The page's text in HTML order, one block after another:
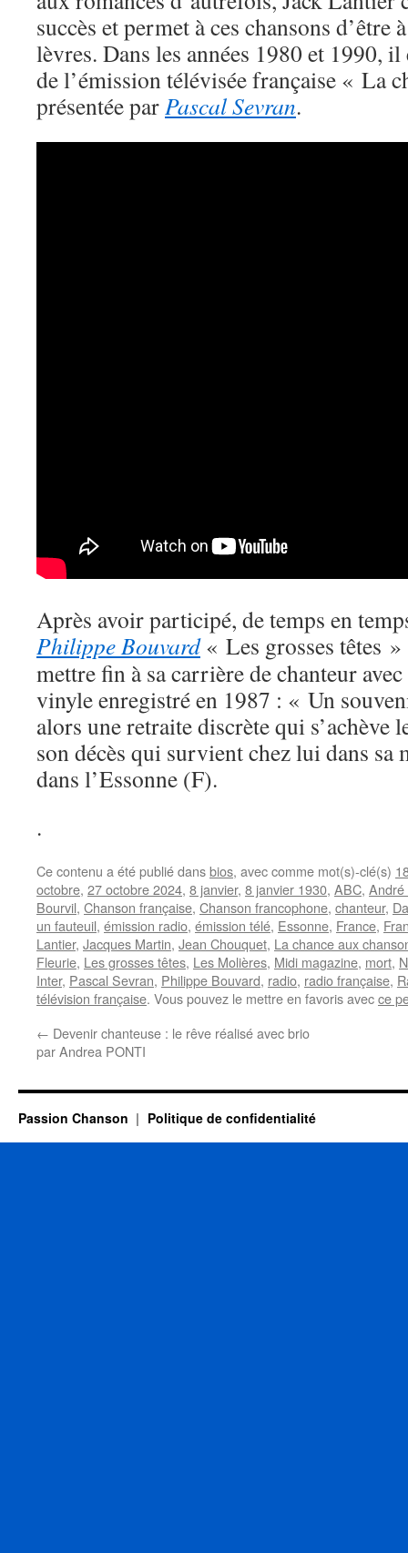
succès et permet à ces chansons d’être
lèvres. Dans les années 1980 et 1990,
de l’émission télévisée française « La
présentée parPascal Sevran.
Après avoir participé, de temps en
Philippe Bouvard« Les grosses têtes
mettre fin à sa carrière de chanteur
vinyle enregistré en 1987 : « Un
alors une retraite discrète qui s’achève
son décès qui survient chez lui dans sa
dans l’Essonne (F).
.
Ce contenu a été publié dansbios, avec comme mot(s)-clé(s)
octobre, 27 octobre 2024, 8 janvier, 8 janvier 1930, ABC, André
Bourvil, Chanson française, Chanson francophone, chanteur,
un fauteuil, émission radio, émission télé, Essonne, France,
Lantier, Jacques Martin, Jean Chouquet, La chance aux
Fleurie, Les grosses têtes, Les Molières, Midi magazine, mort,
Inter, Pascal Sevran, Philippe Bouvard, radio, radio française,
télévision française. Vous pouvez le mettre en favoris avecce
← Devenir chanteuse : le rêve réalisé avec brio
par Andrea PONTI
Passion Chanson Politique de confidentialité